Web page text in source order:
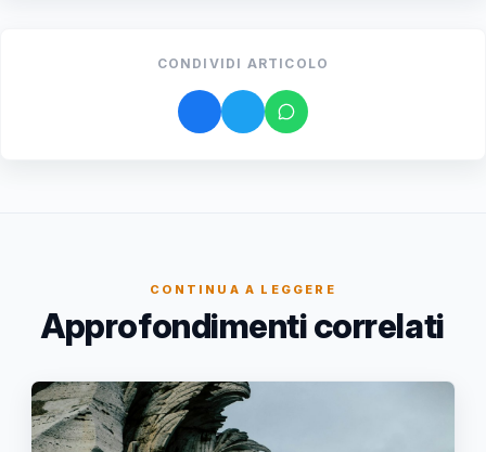
CONDIVIDI ARTICOLO
CONTINUA A LEGGERE
Approfondimenti correlati